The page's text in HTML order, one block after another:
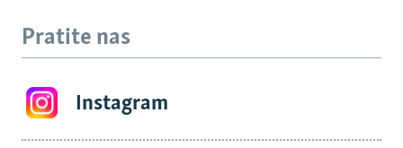
Pratite nas
Instagram